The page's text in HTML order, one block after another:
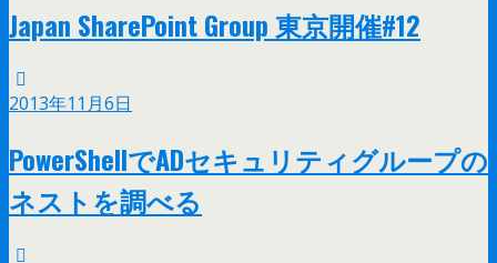
Japan SharePoint Group 東京開催#12
2013年11月6日
PowerShellでADセキュリティグループの
ネストを調べる